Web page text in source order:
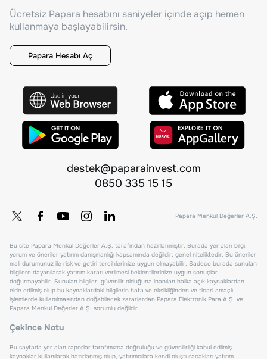
Ücretsiz Papara hesabını saniyeler içinde açıp hemen
kullanmaya başlayabilirsin.
Papara Hesabı Aç
destek@paparainvest.com
0850 335 15 15
Papara Menkul Değerler A.Ş.
Bu site Papara Menkul Değerler A.Ş. tarafından hazırlanmıştır. Burada yer alan bilgi,
yorum ve öneriler yatırım danışmanlığı kapsamında değildir, genel niteliktedir. Bu öneriler
mali durumunuz ile risk ve getiri tercihlerinize uygun olmayabilir. Sadece burada sunulan
bilgilere dayanılarak yatırım kararı verilmesi beklentilerinize uygun sonuçlar
doğurmayabilir. Sunulan bilgiler, güvenilir olduğuna inanılan halka açık kaynaklardan
elde edilmiş olup bu kaynaklardaki bilgilerin hata ve eksikliğinden ve ticari amaçlı
işlemlerde kullanılmasından doğabilecek zararlardan Papara Elektronik Para A.Ş. ve
Papara Menkul Değerler A.Ş. sorumlu değildir.
Çekince Notu
Bu sayfada yer alan raporlar tarafımızca doğruluğu ve güvenilirliği kabul edilmiş
kaynaklar kullanılarak hazırlanmış olup, yatırımcılara kendi oluşturacakları yatırım